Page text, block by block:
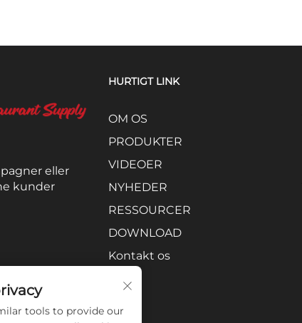
eller
kunder
HURTIGT LINK
OM OS
PRODUKTER
VIDEOER
NYHEDER
RESSOURCER
DOWNLOAD
Kontakt os
tools to provide our